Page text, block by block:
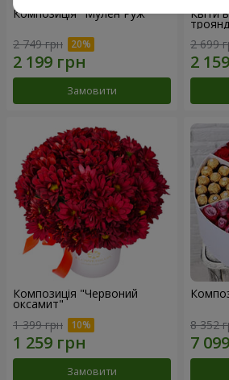
Композиція "Мулен Руж"
2 749 грн
Замовити
Квіти
2 699
Композиція "Червоний
оксамит"
1 399 грн
Замовити
8 352